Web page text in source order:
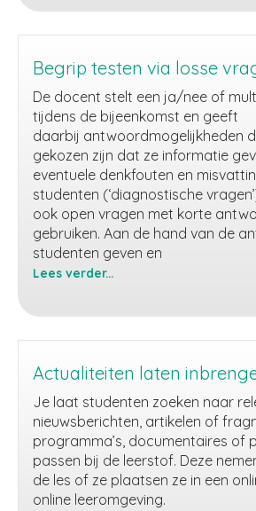
Begrip testen via losse
De docent stelt een ja/nee of
tijdens de bijeenkomst en geeft
daarbij antwoordmogelijkheden
gekozen zijn dat ze informatie
eventuele denkfouten en
studenten (‘diagnostische
ook open vragen met korte
gebruiken. Aan de hand van de
studenten geven en
Lees verder...
vragen
Actualiteiten laten
Je laat studenten zoeken naar
nieuwsberichten, artikelen of
programma’s, documentaires of
passen bij de leerstof. Deze
de les of ze plaatsen ze in een
online leeromgeving.